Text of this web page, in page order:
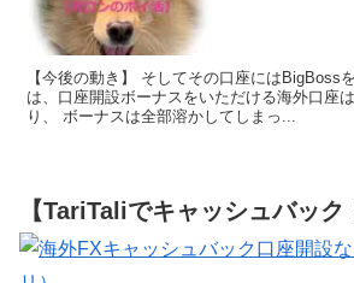
【今後の動き】 そしてその口座にはBigBoss
は、口座開設ボーナスをいただける海外口座
り、 ボーナスは全部溶かしてしまっ...
【TariTaliでキャッシュバック